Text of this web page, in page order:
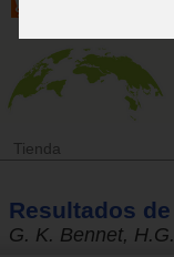
Tienda
Resultados
G. K. Bennet,